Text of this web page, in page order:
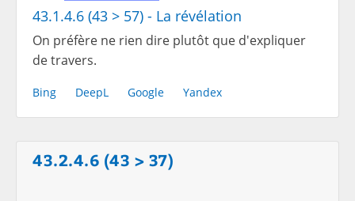
43.1.4.6 (43 > 57) - La révélation
On préfère ne rien dire plutôt que d'expliquer
de travers.
Bing DeepL Google Yandex
43.2.4.6 (43 > 37)